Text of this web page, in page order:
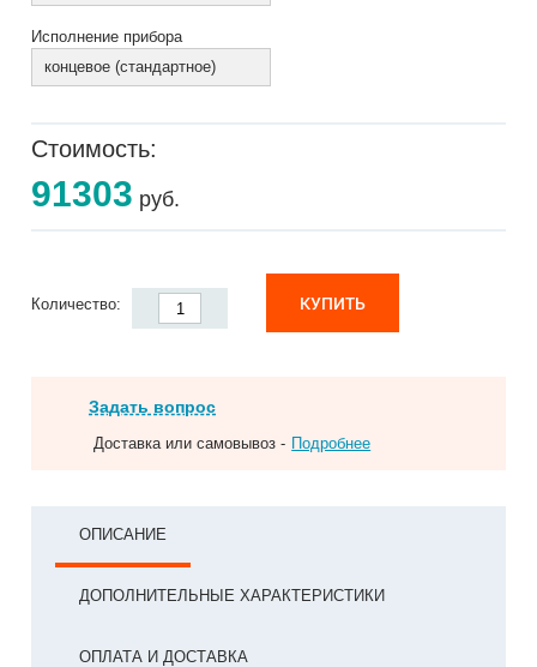
Исполнение прибора
концевое (стандартное)
Стоимость:
91303 руб.
Количество: КУПИТЬ
Задать вопрос
Доставка или самовывоз - Подробнее
ОПИСАНИЕ
ДОПОЛНИТЕЛЬНЫЕ ХАРАКТЕРИСТИКИ
ОПЛАТА И ДОСТАВКА